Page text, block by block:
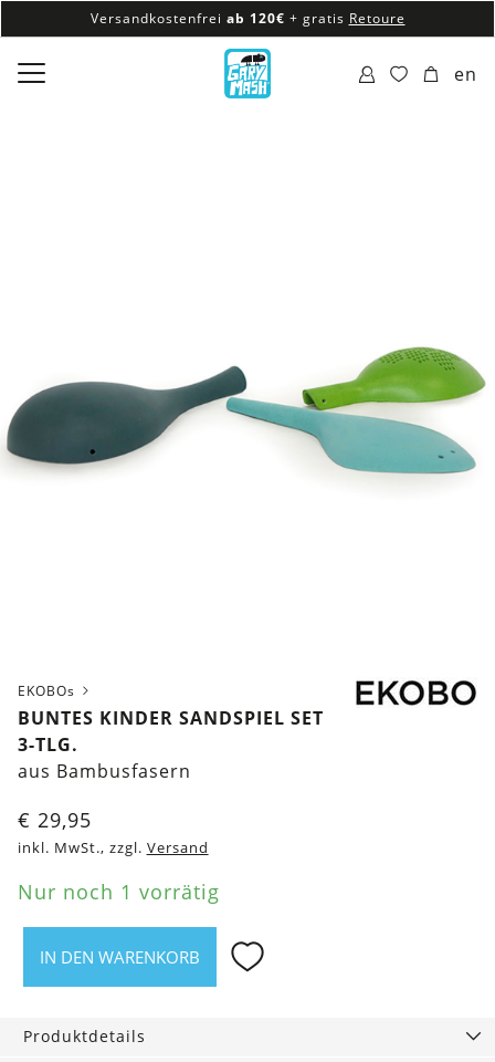
Versandkostenfrei ab 120€ + gratis Retoure
100% veganes & fair produziertes Sortiment
Versandkostenfrei ab 120€
en
EKOBOs
BUNTES KINDER SANDSPIEL SET
3-TLG.
aus Bambusfasern
€ 29,95
inkl. MwSt., zzgl. Versand
Nur noch 1 vorrätig
Buntes
Set
IN DEN WARENKORB
Produktdetails